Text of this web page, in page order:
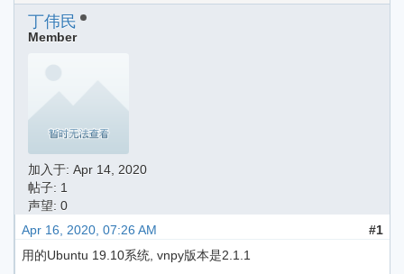
丁伟民
Member
加入于: Apr 14, 2020
帖子: 1
声望: 0
Apr 16, 2020, 07:26 AM
#1
用的Ubuntu 19.10系统, vnpy版本是2.1.1